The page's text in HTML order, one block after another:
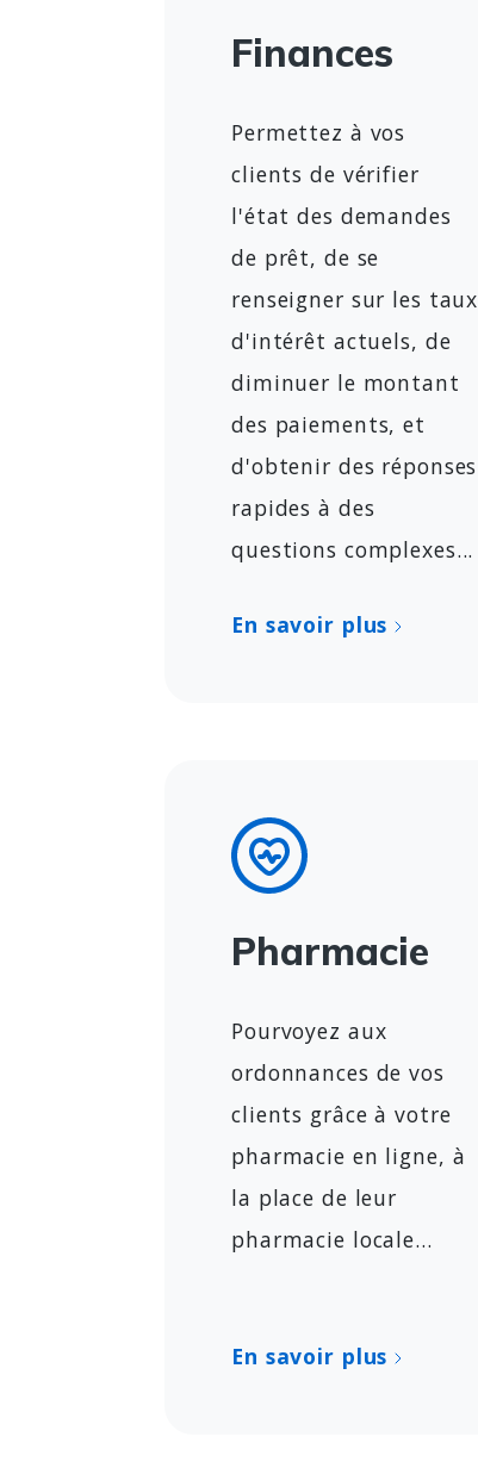
Finances
Permettez à vos
clients de vérifier
l'état des demandes
de prêt, de se
renseigner sur les taux
d'intérêt actuels, de
diminuer le montant
des paiements, et
d'obtenir des réponses
rapides à des
questions complexes...
En savoir plus
Pharmacie
Pourvoyez aux
ordonnances de vos
clients grâce à votre
pharmacie en ligne, à
la place de leur
pharmacie locale...
En savoir plus